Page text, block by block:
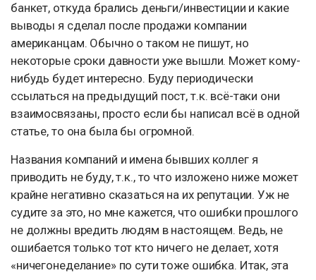
банкет, откуда брались деньги/инвестиции и какие
выводы я сделал после продажи компании
американцам. Обычно о таком не пишут, но
некоторые сроки давности уже вышли. Может кому-
нибудь будет интересно. Буду периодически
ссылаться на предыдущий пост, т.к. всё-таки они
взаимосвязаны, просто если бы написал всё в одной
статье, то она была бы огромной.
Названия компаний и имена бывших коллег я
приводить не буду, т.к., то что изложено ниже может
крайне негативно сказаться на их репутации. Уж не
судите за это, но мне кажется, что ошибки прошлого
не должны вредить людям в настоящем. Ведь, не
ошибается только тот кто ничего не делает, хотя
«ничегонеделание» по сути тоже ошибка. Итак, эта